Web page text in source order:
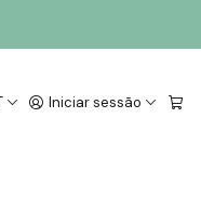
Iniciar sessão